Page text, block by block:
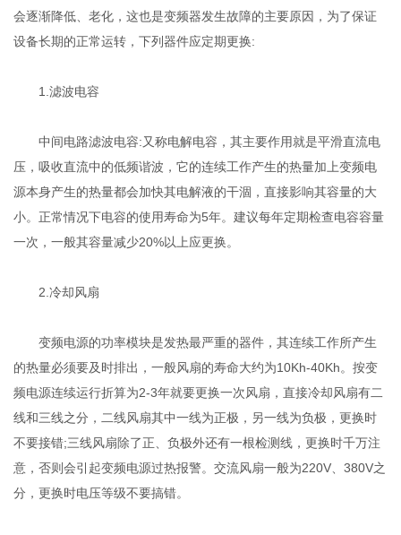
会逐渐降低、老化，这也是变频器发生故障的主要原因，为了保证
设备长期的正常运转，下列器件应定期更换:
1.滤波电容
中间电路滤波电容:又称电解电容，其主要作用就是平滑直流电
压，吸收直流中的低频谐波，它的连续工作产生的热量加上变频电
源本身产生的热量都会加快其电解液的干涸，直接影响其容量的大
小。正常情况下电容的使用寿命为5年。建议每年定期检查电容容量
一次，一般其容量减少20%以上应更换。
2.冷却风扇
变频电源的功率模块是发热最严重的器件，其连续工作所产生
的热量必须要及时排出，一般风扇的寿命大约为10Kh-40Kh。按变
频电源连续运行折算为2-3年就要更换一次风扇，直接冷却风扇有二
线和三线之分，二线风扇其中一线为正极，另一线为负极，更换时
不要接错;三线风扇除了正、负极外还有一根检测线，更换时千万注
意，否则会引起变频电源过热报警。交流风扇一般为220V、380V之
分，更换时电压等级不要搞错。